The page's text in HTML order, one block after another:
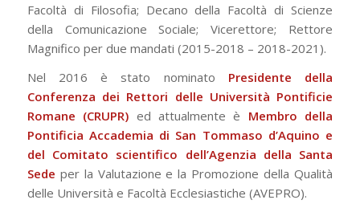
Facoltà di Filosofia; Decano della Facoltà di Scienze
della Comunicazione Sociale; Vicerettore; Rettore
Magnifico per due mandati (2015-2018 – 2018-2021).
Nel 2016 è stato nominato Presidente della
Conferenza dei Rettori delle Università Pontificie
Romane (CRUPR) ed attualmente è Membro della
Pontificia Accademia di San Tommaso d’Aquino e
del Comitato scientifico dell’Agenzia della Santa
Sede per la Valutazione e la Promozione della Qualità
delle Università e Facoltà Ecclesiastiche (AVEPRO).